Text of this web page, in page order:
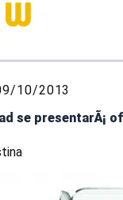
10/2013
se presentarÃ¡